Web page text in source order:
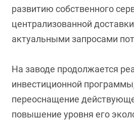
развитию собственного
централизованной
актуальными запросами
На заводе продолжается
инвестиционной
переоснащение
повышение уровня его